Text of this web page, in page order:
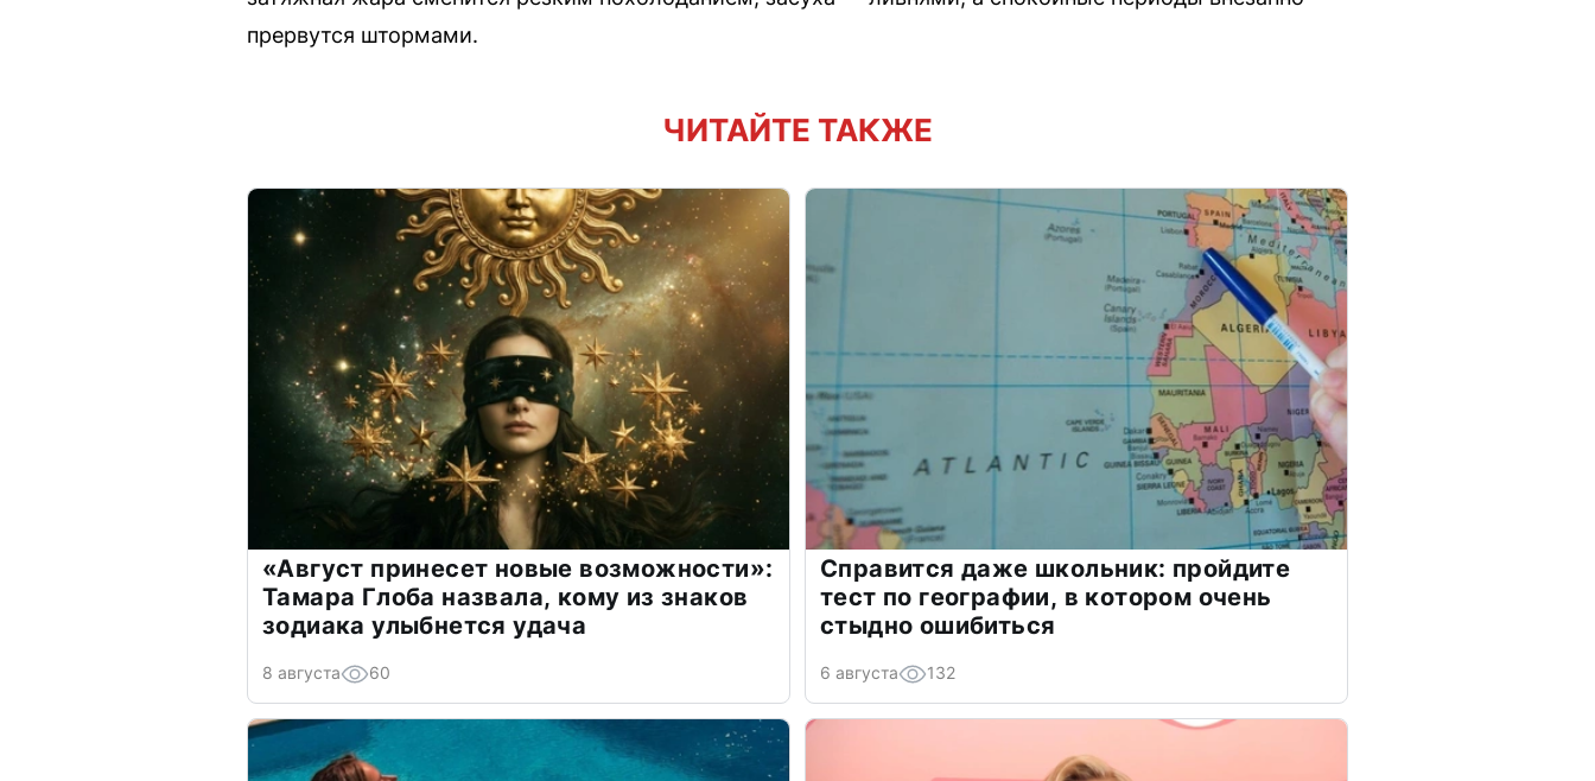
прервутся штормами.
ЧИТАЙТЕ ТАКЖЕ
«Август принесет новые возможности»:
Тамара Глоба назвала, кому из знаков
зодиака улыбнется удача
8 августа 60
Справится даже школьник: пройдите
тест по географии, в котором очень
стыдно ошибиться
6 августа 132